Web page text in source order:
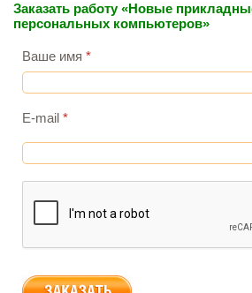
Заказать работу «Новые
персональных компьютеров»
Ваше имя *
E-mail *